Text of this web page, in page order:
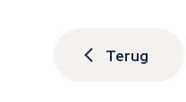
Terug